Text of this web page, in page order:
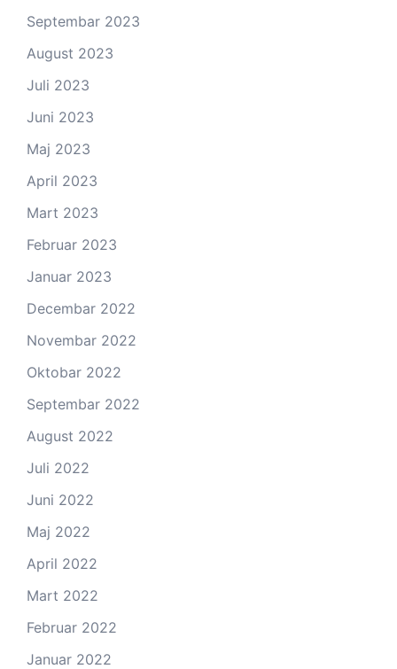
Septembar 2023
August 2023
Juli 2023
Juni 2023
Maj 2023
April 2023
Mart 2023
Februar 2023
Januar 2023
Decembar 2022
Novembar 2022
Oktobar 2022
Septembar 2022
August 2022
Juli 2022
Juni 2022
Maj 2022
April 2022
Mart 2022
Februar 2022
Januar 2022